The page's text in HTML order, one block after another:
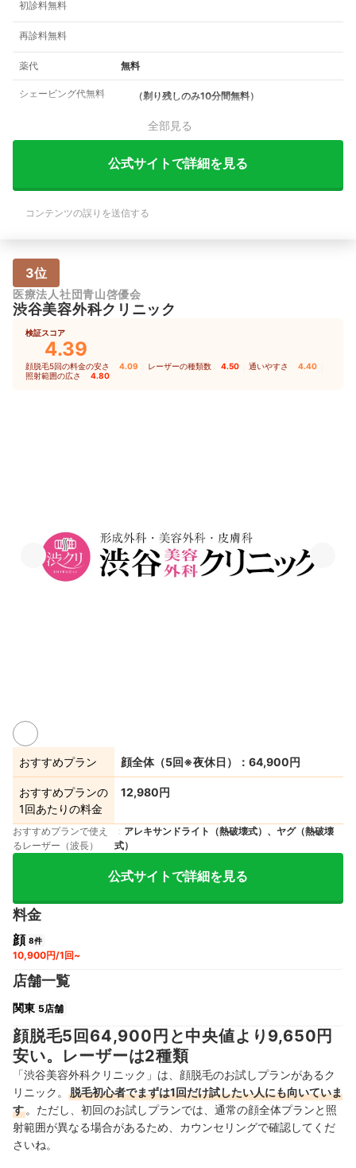
初診料無料
再診料無料
薬代 無料
シェービング代無料 （剃り残しのみ10分間無料）
全部見る
公式サイトで詳細を見る
コンテンツの誤りを送信する
3位
医療法人社団青山啓優会
渋谷美容外科クリニック
検証スコア
4.39
顔脱毛5回の料金の安さ 4.09 レーザーの種類数 4.50 通いやすさ 4.40
照射範囲の広さ 4.80
おすすめプラン 顔全体（5回※夜休日）：64,900円
おすすめプランの
1回あたりの料金
12,980円
おすすめプランで使え
るレーザー（波長）
アレキサンドライト（熱破壊式）、ヤグ（熱破壊
式）
公式サイトで詳細を見る
料金
顔 8件
10,900円/1回~
店舗一覧
関東 5店舗
顔脱毛5回64,900円と中央値より9,650円
安い。レーザーは2種類
「渋谷美容外科クリニック」は、顔脱毛のお試しプランがあるク
リニック。
脱毛初心者でまずは1回だけ試したい人にも向いていま
す 。ただし、初回のお試しプランでは、通常の顔全体プランと照
射範囲が異なる場合があるため、カウンセリングで確認してくだ
さいね。